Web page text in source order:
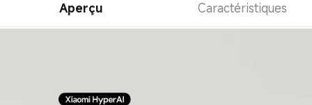
Wearables
Aperçu Caractéristiques